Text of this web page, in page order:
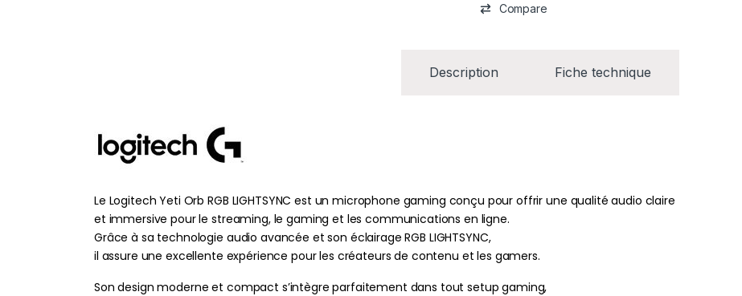
Compare
Description Fiche technique
Le Logitech Yeti Orb RGB LIGHTSYNC est un microphone gaming conçu pour offrir une qualité audio claire
et immersive pour le streaming, le gaming et les communications en ligne.
Grâce à sa technologie audio avancée et son éclairage RGB LIGHTSYNC,
il assure une excellente expérience pour les créateurs de contenu et les gamers.
Son design moderne et compact s’intègre parfaitement dans tout setup gaming,